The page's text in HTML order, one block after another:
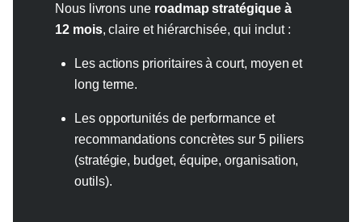
Nous livrons une roadmap stratégique à
12 mois, claire et hiérarchisée, qui inclut :
Les actions prioritaires à court, moyen et
long terme.
Les opportunités de performance et
recommandations concrètes sur 5 piliers
(stratégie, budget, équipe, organisation,
outils).